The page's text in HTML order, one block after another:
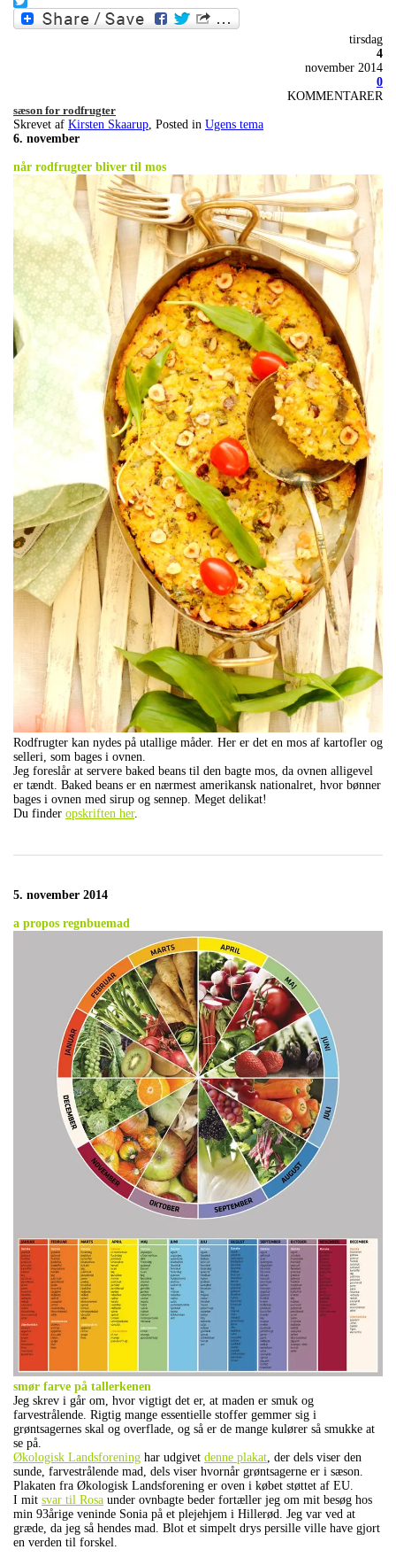
Twitter
tirsdag
4
november 2014
0
KOMMENTARER
sæson for rodfrugter
Skrevet af Kirsten Skaarup, Posted in Ugens tema
6. november
når rodfrugter bliver til mos
Rodfrugter kan nydes på utallige måder. Her er det en mos af kartofler og
selleri, som bages i ovnen.
Jeg foreslår at servere baked beans til den bagte mos, da ovnen alligevel
er tændt. Baked beans er en nærmest amerikansk nationalret, hvor bønner
bages i ovnen med sirup og sennep. Meget delikat!
Du finder opskriften her.
5. november 2014
a propos regnbuemad
smør farve på tallerkenen
Jeg skrev i går om, hvor vigtigt det er, at maden er smuk og
farvestrålende. Rigtig mange essentielle stoffer gemmer sig i
grøntsagernes skal og overflade, og så er de mange kulører så smukke at
se på.
Økologisk Landsforening har udgivet denne plakat, der dels viser den
sunde, farvestrålende mad, dels viser hvornår grøntsagerne er i sæson.
Plakaten fra Økologisk Landsforening er oven i købet støttet af EU.
I mit svar til Rosa under ovnbagte beder fortæller jeg om mit besøg hos
min 93årige veninde Sonia på et plejehjem i Hillerød. Jeg var ved at
græde, da jeg så hendes mad. Blot et simpelt drys persille ville have gjort
en verden til forskel.